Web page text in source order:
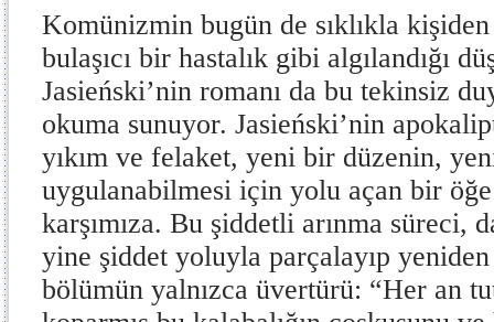
Komünizmin bugün de sıklıkla
bulaşıcı bir hastalık gibi algılandığı
Jasieński’nin romanı da bu tekinsiz
okuma sunuyor. Jasieński’nin
yıkım ve felaket, yeni bir düzenin,
uygulanabilmesi için yolu açan bir öğe
karşımıza. Bu şiddetli arınma süreci,
yine şiddet yoluyla parçalayıp
bölümün yalnızca üvertürü: “Her an